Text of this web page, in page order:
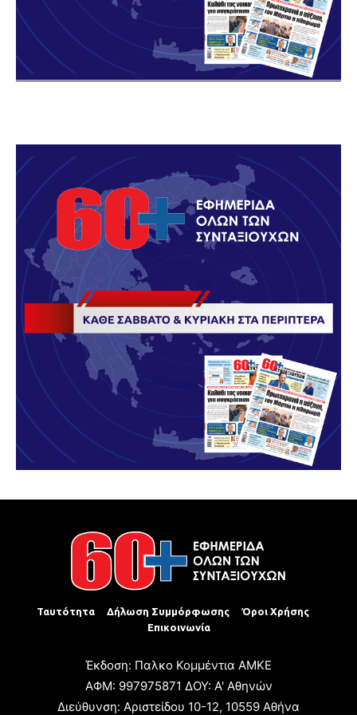
Ταυτότητα Δήλωση Συμμόρφωσης
Όροι Χρήσης
Επικοινωνία
Έκδοση: Παλκο Κομμέντια ΑΜΚΕ
ΑΦΜ: 997975871 ΔΟΥ: Α' Αθηνών
Διεύθυνση: Αριστείδου 10-12, 10559 Αθήνα